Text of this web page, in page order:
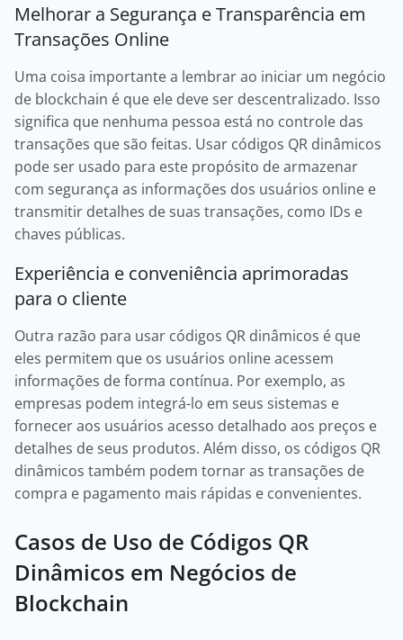
Melhorar a Segurança e Transparência em
Transações Online
Uma coisa importante a lembrar ao iniciar um negócio
de blockchain é que ele deve ser descentralizado. Isso
significa que nenhuma pessoa está no controle das
transações que são feitas. Usar códigos QR dinâmicos
pode ser usado para este propósito de armazenar
com segurança as informações dos usuários online e
transmitir detalhes de suas transações, como IDs e
chaves públicas.
Experiência e conveniência aprimoradas
para o cliente
Outra razão para usar códigos QR dinâmicos é que
eles permitem que os usuários online acessem
informações de forma contínua. Por exemplo, as
empresas podem integrá-lo em seus sistemas e
fornecer aos usuários acesso detalhado aos preços e
detalhes de seus produtos. Além disso, os códigos QR
dinâmicos também podem tornar as transações de
compra e pagamento mais rápidas e convenientes.
Casos de Uso de Códigos QR
Dinâmicos em Negócios de
Blockchain